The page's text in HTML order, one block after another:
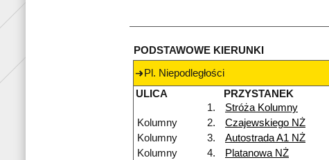
PODSTAWOWE KIERUNKI
Pl. Niepodległości
ULICA
PRZYSTANEK
1.
Stróża Kolumny
Kolumny
2. Czajewskiego NŻ
Kolumny
3. Autostrada A1 NŻ
Kolumny
4. Platanowa NŻ